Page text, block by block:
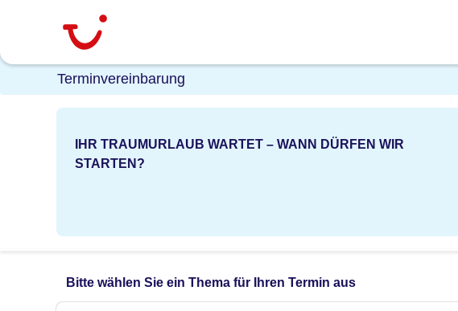
Terminvereinbarung
IHR TRAUMURLAUB WARTET – WANN DÜRFEN WIR
STARTEN?
Bitte wählen Sie ein Thema für Ihren Termin aus